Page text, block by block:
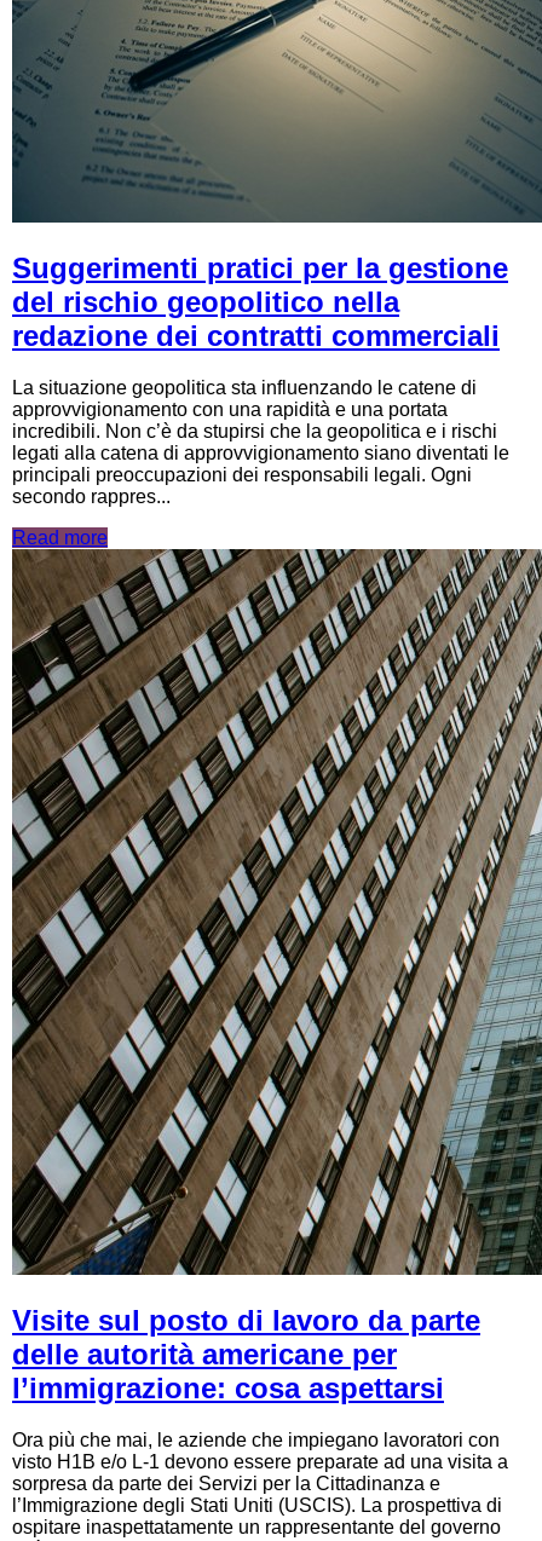
Suggerimenti pratici per la gestione
del rischio geopolitico nella
redazione dei contratti commerciali
La situazione geopolitica sta influenzando le catene di
approvvigionamento con una rapidità e una portata
incredibili. Non c’è da stupirsi che la geopolitica e i rischi
legati alla catena di approvvigionamento siano diventati le
principali preoccupazioni dei responsabili legali. Ogni
secondo rappres...
Read more
Visite sul posto di lavoro da parte
delle autorità americane per
l’immigrazione: cosa aspettarsi
Ora più che mai, le aziende che impiegano lavoratori con
visto H1B e/o L-1 devono essere preparate ad una visita a
sorpresa da parte dei Servizi per la Cittadinanza e
l’Immigrazione degli Stati Uniti (USCIS). La prospettiva di
ospitare inaspettatamente un rappresentante del governo